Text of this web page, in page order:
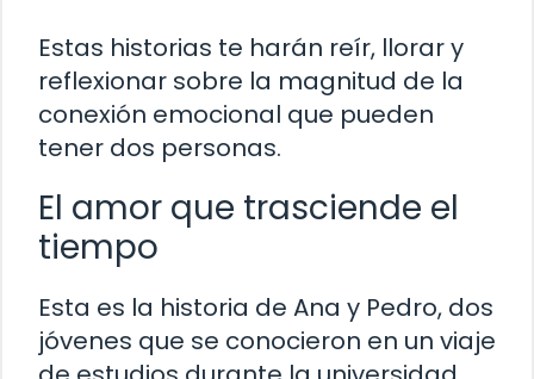
Estas historias te harán reír, llorar y
reflexionar sobre la magnitud de la
conexión emocional que pueden
tener dos personas.
El amor que trasciende el
tiempo
Esta es la historia de Ana y Pedro, dos
jóvenes que se conocieron en un viaje